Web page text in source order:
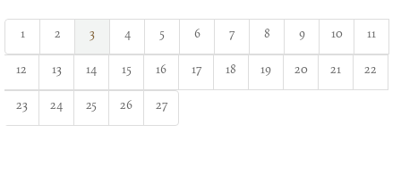
1 2 3 4 5 6 7 8 9 10 11
12 13 14 15 16 17 18 19 20 21 22
23 24 25 26 27